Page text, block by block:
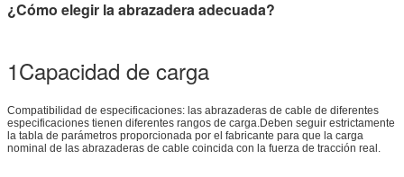
¿Cómo elegir la abrazadera adecuada?
1Capacidad de carga
Compatibilidad de especificaciones: las abrazaderas de cable de diferentes
especificaciones tienen diferentes rangos de carga.Deben seguir estrictamente
la tabla de parámetros proporcionada por el fabricante para que la carga
nominal de las abrazaderas de cable coincida con la fuerza de tracción real.